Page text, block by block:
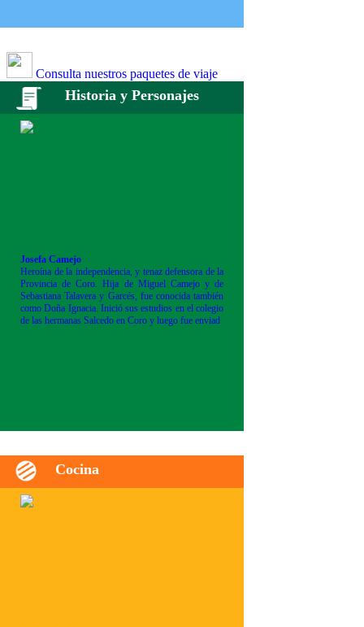
Consulta nuestros paquetes de viaje
Historia y Personajes
Josefa Camejo
Heroína de la independencia, y tenaz defensora de la
Provincia de Coro. Hija de Miguel Camejo y de
Sebastiana Talavera y Garcés, fue conocida también
como Doña Ignacia. Inició sus estudios en el colegio
de las hermanas Salcedo en Coro y luego fue enviad
Cocina